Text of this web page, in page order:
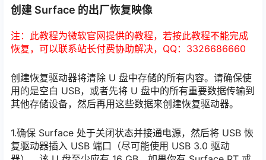
创建 Surface 的出厂恢复映像
注：此教程为微软官网提供的教程，若按此教程不能完成
恢复，可以联系站长付费协助解决，QQ：3326686660
创建恢复驱动器将清除 U 盘中存储的所有内容。请确保使
用的是空白 USB，或者先将 U 盘中的所有重要数据传输到
其他存储设备，然后再用这些数据来创建恢复驱动器。
1.确保 Surface 处于关闭状态并接通电源，然后将 USB 恢
复驱动器插入 USB 端口（尽可能使用 USB 3.0 驱动